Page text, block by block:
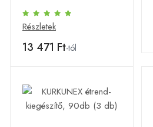
10-HDA tartalommal,
60g
Részletek
13 471 Ft-tól